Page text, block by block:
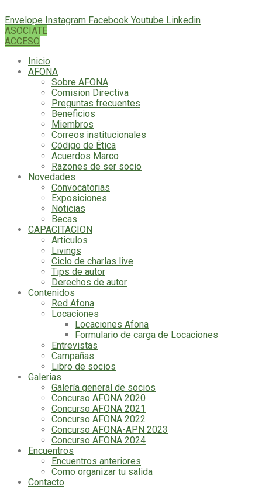
Envelope Instagram Facebook Youtube Linkedin
ASOCIATE
ACCESO
Inicio
AFONA
Sobre AFONA
Comision Directiva
Preguntas frecuentes
Beneficios
Miembros
Correos institucionales
Código de Ética
Acuerdos Marco
Razones de ser socio
Novedades
Convocatorias
Exposiciones
Noticias
Becas
CAPACITACION
Articulos
Livings
Ciclo de charlas live
Tips de autor
Derechos de autor
Contenidos
Red Afona
Locaciones
Locaciones Afona
Formulario de carga de Locaciones
Entrevistas
Campañas
Libro de socios
Galerias
Galería general de socios
Concurso AFONA 2020
Concurso AFONA 2021
Concurso AFONA 2022
Concurso AFONA-APN 2023
Concurso AFONA 2024
Encuentros
Encuentros anteriores
Como organizar tu salida
Contacto